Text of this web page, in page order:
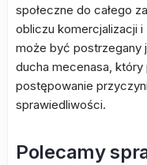
społeczne do całego
obliczu komercjalizacji
może być postrzegany
ducha mecenasa,
postępowanie
sprawiedliwości.
Polecamy